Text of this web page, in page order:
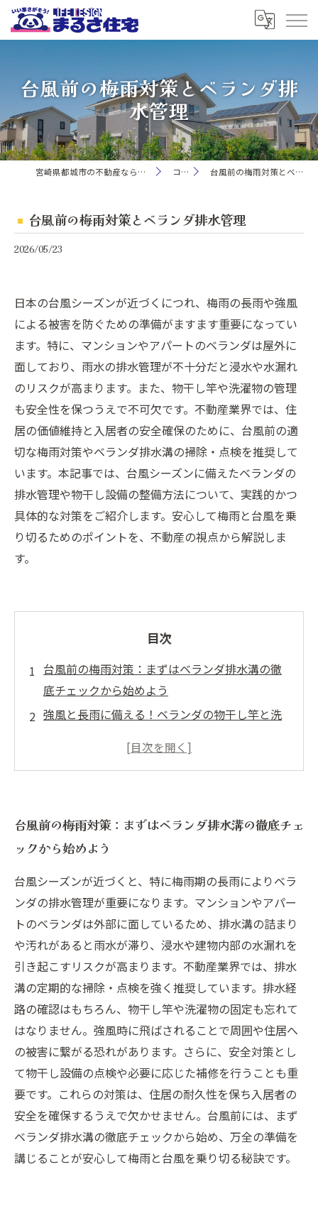
台風前の梅雨対策とベランダ排
水管理
宮崎県都城市の不動産ならまるさ住宅株式会社 コラム 台風前の梅雨対策とベランダ排水管理
台風前の梅雨対策とベランダ排水管理
2026/05/23
日本の台風シーズンが近づくにつれ、梅雨の長雨や強風
による被害を防ぐための準備がますます重要になってい
ます。特に、マンションやアパートのベランダは屋外に
面しており、雨水の排水管理が不十分だと浸水や水漏れ
のリスクが高まります。また、物干し竿や洗濯物の管理
も安全性を保つうえで不可欠です。不動産業界では、住
居の価値維持と入居者の安全確保のために、台風前の適
切な梅雨対策やベランダ排水溝の掃除・点検を推奨して
います。本記事では、台風シーズンに備えたベランダの
排水管理や物干し設備の整備方法について、実践的かつ
具体的な対策をご紹介します。安心して梅雨と台風を乗
り切るためのポイントを、不動産の視点から解説しま
す。
目次
台風前の梅雨対策：まずはベランダ排水溝の徹
底チェックから始めよう
強風と長雨に備える！ベランダの物干し竿と洗
浸水リスクを減らすための具体的な排水溝掃除
値の維持法
これで完璧！台風シーズンを安心して乗り切る
梅雨前の総合対策まとめ
季節の変わり目に知っておきたいベランダ排水
の基本ポイント
台風シーズン前の梅雨対策ガイド：安心安全な
住まい作りの秘訣
台風前の梅雨対策：まずはベランダ排水溝の徹底チェ
ックから始めよう
台風シーズンが近づくと、特に梅雨期の長雨によりベラ
ンダの排水管理が重要になります。マンションやアパー
トのベランダは外部に面しているため、排水溝の詰まり
や汚れがあると雨水が滞り、浸水や建物内部の水漏れを
引き起こすリスクが高まります。不動産業界では、排水
溝の定期的な掃除・点検を強く推奨しています。排水経
路の確認はもちろん、物干し竿や洗濯物の固定も忘れて
はなりません。強風時に飛ばされることで周囲や住居へ
の被害に繋がる恐れがあります。さらに、安全対策とし
て物干し設備の点検や必要に応じた補修を行うことも重
要です。これらの対策は、住居の耐久性を保ち入居者の
安全を確保するうえで欠かせません。台風前には、まず
ベランダ排水溝の徹底チェックから始め、万全の準備を
講じることが安心して梅雨と台風を乗り切る秘訣です。